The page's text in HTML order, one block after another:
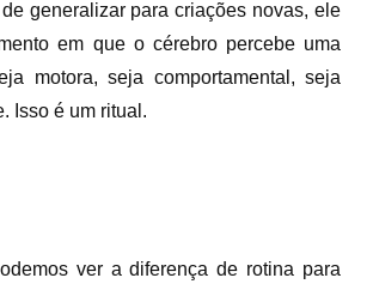
generalizar para criações novas, ele
em que o cérebro percebe uma
motora, seja comportamental, seja
Isso é um ritual.
ver a diferença de rotina para